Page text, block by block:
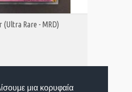
μια κορυφαία
(Ultra Rare - MRD)